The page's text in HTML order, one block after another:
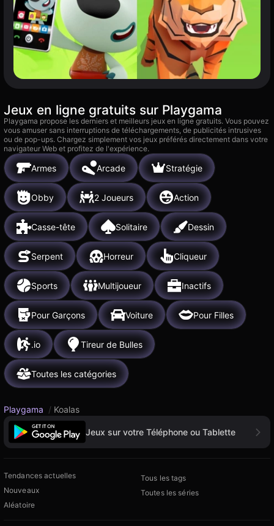
Jeux en ligne gratuits sur Playgama
Playgama propose les derniers et meilleurs jeux en ligne gratuits. Vous pouvez
vous amuser sans interruptions de téléchargements, de publicités intrusives
ou de pop-ups. Chargez simplement vos jeux préférés directement dans votre
navigateur Web et profitez de l'expérience.
Armes Arcade Stratégie
Obby 2 Joueurs Action
Casse-tête Solitaire Dessin
Serpent Horreur Cliqueur
Sports Multijoueur Inactifs
Pour Garçons Voiture Pour Filles
.io Tireur de Bulles
Toutes les catégories
Playgama / Koalas
Jeux sur votre Téléphone ou Tablette
Tendances actuelles
Nouveaux
Aléatoire
Tous les tags
Toutes les séries